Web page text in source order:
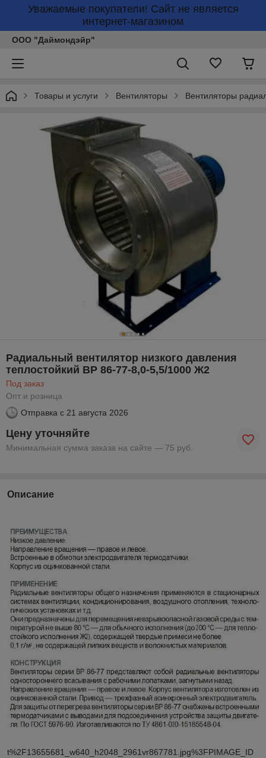
Уважаемые покупатели! Сайт не является
интернет-магазином
ООО "Даймондэйр"
Товары и услуги Вентиляторы Вентиляторы
Радиальный вентилятор низкого давления
теплостойкий ВР 86-77-8,0-5,5/1000 Ж2
Под заказ
Опт и розница
Отправка с 21 августа 2026
Цену уточняйте
Минимальная сумма заказа на сайте — 75 руб.
Описание
t%2F13655681_w640_h2048_2961vr867781.jpg%3FPIMAGE_ID